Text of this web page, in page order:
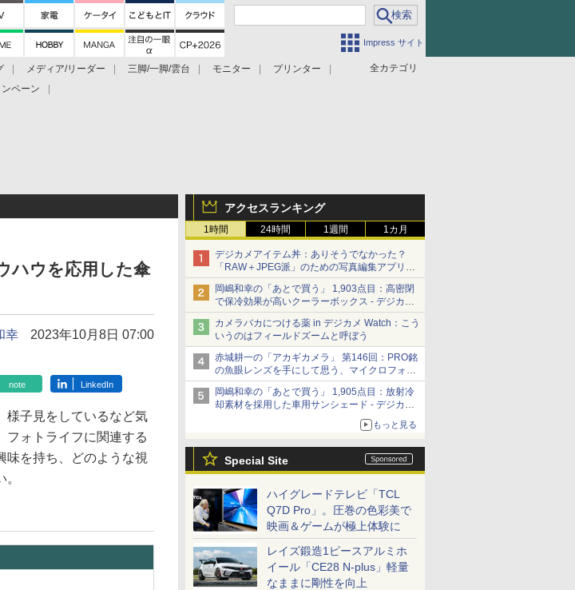
Impress サイト
全カテゴリ
メディア/リーダー 三脚/一脚/雲台 モニター
プリンター
ペーン
アクセスランキング
1時間 24時間 1週間 1カ月
デジカメアイテム丼：ありそうでなかった？
「RAW＋JPEG派」のための写真編集アプリ
カメラデフォルトのJPEGを大切にする
「Filmator」
岡嶋和幸の「あとで買う」 1,903点目：高密閉
で保冷効果が高いクーラーボックス - デジカメ
Watch
カメラバカにつける薬 in デジカメ Watch：こう
いうのはフィールドズームと呼ぼう
赤城耕一の「アカギカメラ」 第146回：PRO銘
の魚眼レンズを手にして思う、マイクロフォー
サーズへの期待と可能性
岡嶋和幸の「あとで買う」 1,905点目：放射冷
却素材を採用した車用サンシェード - デジカメ
もっと見る
Special Site
ハイグレードテレビ「TCL
Q7D Pro」。圧巻の色彩美で
映画＆ゲームが極上体験に
レイズ鍛造1ピースアルミホ
イール「CE28 N-plus」軽量
なままに剛性を向上
ハウを応用した傘
幸 2023年10月8日 07:00
note LinkedIn
様子見をしているなど気
フォトライフに関連する
味を持ち、どのような視